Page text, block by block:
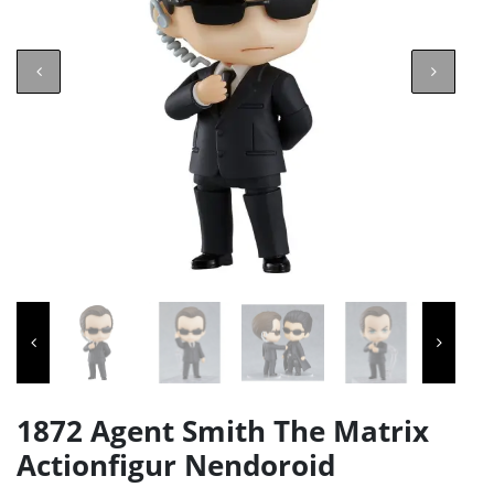
1872 Agent Smith The Matrix
Actionfigur Nendoroid